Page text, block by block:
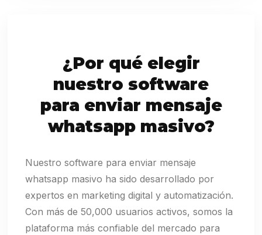
¿Por qué elegir
nuestro software
para enviar mensaje
whatsapp masivo?
Nuestro software para enviar mensaje
whatsapp masivo ha sido desarrollado por
expertos en marketing digital y automatización.
Con más de 50,000 usuarios activos, somos la
plataforma más confiable del mercado para